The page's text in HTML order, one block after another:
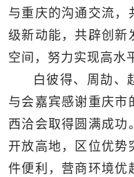
与重庆的沟通交流，
级新动能，共辟创新
空间，努力实现高水
白彼得、周劼、
与会嘉宾感谢重庆市
西洽会取得圆满成功
开放高地，区位优势
件便利，营商环境优